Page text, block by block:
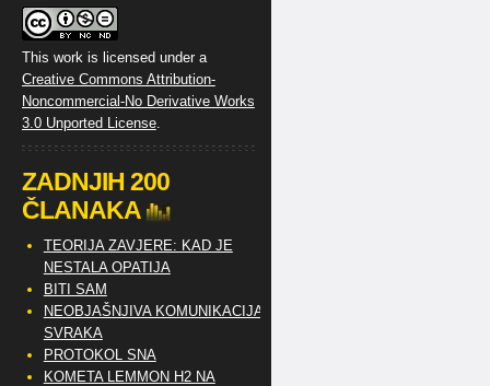
This work is licensed under a
Creative Commons Attribution-
Noncommercial-No Derivative Works
3.0 Unported License.
ZADNJIH 200
ČLANAKA
TEORIJA ZAVJERE: KAD JE
NESTALA OPATIJA
BITI SAM
NEOBJAŠNJIVA KOMUNIKACIJA
SVRAKA
PROTOKOL SNA
KOMETA LEMMON H2 NA